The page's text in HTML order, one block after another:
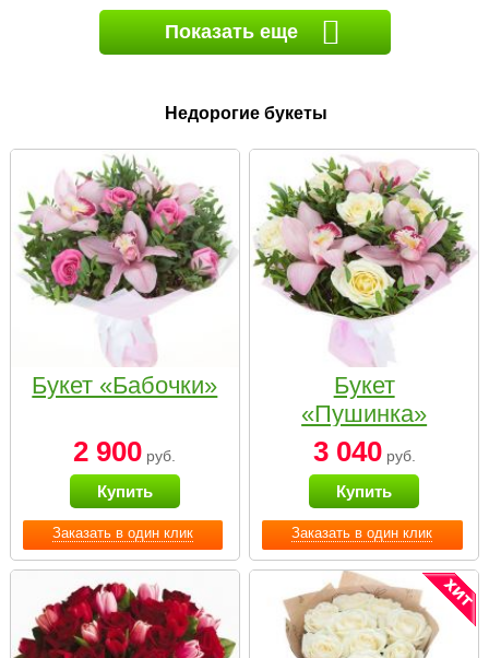
Показать еще
Недорогие букеты
Заказать в один клик
Букет «Бабочки»
2 900 руб.
Купить
Заказать в один клик
Букет
«Пушинка»
3 040руб.
Купить